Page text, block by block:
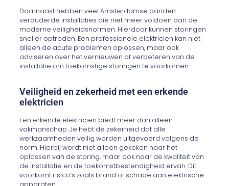
Daarnaast hebben veel Amsterdamse panden
verouderde installaties die niet meer voldoen aan de
moderne veiligheidsnormen. Hierdoor kunnen storingen
sneller optreden. Een professionele elektricien kan niet
alleen de acute problemen oplossen, maar ook
adviseren over het vernieuwen of verbeteren van de
installatie om toekomstige storingen te voorkomen.
Veiligheid en zekerheid met een erkende
elektricien
Een erkende elektricien biedt meer dan alleen
vakmanschap. Je hebt de zekerheid dat alle
werkzaamheden veilig worden uitgevoerd volgens de
norm. Hierbij wordt niet alleen gekeken naar het
oplossen van de storing, maar ook naar de kwaliteit van
de installatie en de toekomstbestendigheid ervan. Dit
voorkomt risico’s zoals brand of schade aan elektrische